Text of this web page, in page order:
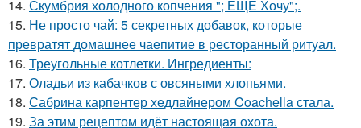
14. Скумбрия холодного копчения "; ЕЩЕ Хочу";.
15. Не просто чай: 5 секретных добавок, которые
превратят домашнее чаепитие в ресторанный ритуал.
16. Треугольные котлетки. Ингредиенты:
17. Оладьи из кабачков с овсяными хлопьями.
18. Сабрина карпентер хедлайнером Coachella стала.
19. За этим рецептом идёт настоящая охота.